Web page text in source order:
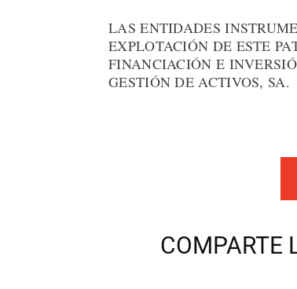
LAS ENTIDADES
EXPLOTACIÓN DE ESTE
FINANCIACIÓN E
GESTIÓN DE ACTIVOS, SA.
COMPARTE